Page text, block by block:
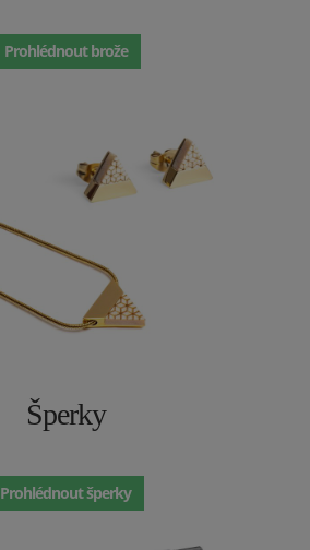
Prohlédnout brože
Šperky
Prohlédnout šperky